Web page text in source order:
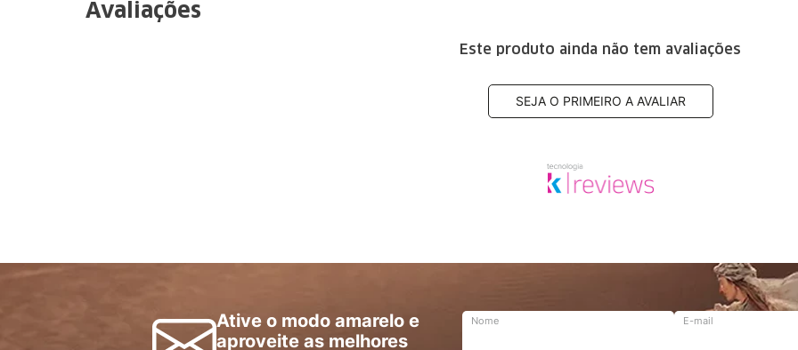
Avaliações
Este produto ainda não tem avaliações
SEJA O PRIMEIRO A AVALIAR
Ative o modo amarelo e
aproveite as melhores
Nome E-mail